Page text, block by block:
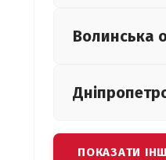
Волинська
ПОКАЗАТИ